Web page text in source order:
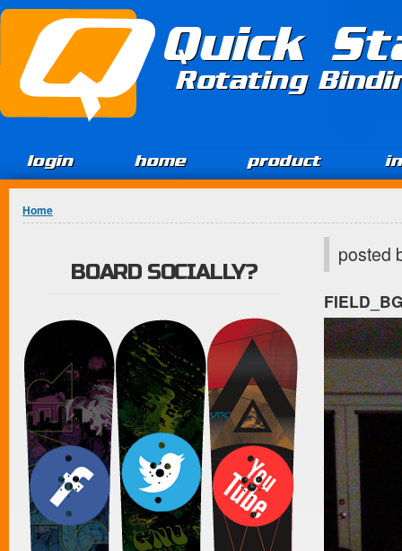
Jump to Content
Quick
Rotating
login home product
You are here
Home
posted
BOARD SOCIALLY?